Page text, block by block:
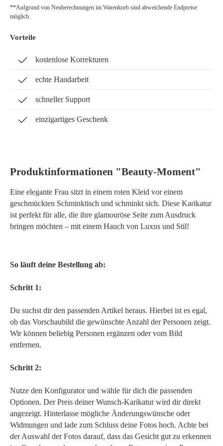
**Aufgrund von Neuberechnungen im Warenkorb sind abweichende Endpreise
möglich.
Vorteile
kostenlose Korrekturen
echte Handarbeit
schneller Support
einzigartiges Geschenk
Produktinformationen "Beauty-Moment"
Eine elegante Frau sitzt in einem roten Kleid vor einem
geschmückten Schminktisch und schminkt sich. Diese Karikatur
ist perfekt für alle, die ihre glamouröse Seite zum Ausdruck
bringen möchten – mit einem Hauch von Luxus und Stil!
So läuft deine Bestellung ab:
Schritt 1:
Du suchst dir den passenden Artikel heraus. Hierbei ist es egal,
ob das Vorschaubild die gewünschte Anzahl der Personen zeigt.
Wir können beliebig Personen ergänzen oder vom Bild
entfernen.
Schritt 2:
Nutze den Konfigurator und wähle für dich die passenden
Optionen. Der Preis deiner Wunsch-Karikatur wird dir direkt
angezeigt. Hinterlasse mögliche Änderungswünsche oder
Widmungen und lade zum Schluss deine Fotos hoch. Achte bei
der Auswahl der Fotos darauf, dass das Gesicht gut zu erkennen